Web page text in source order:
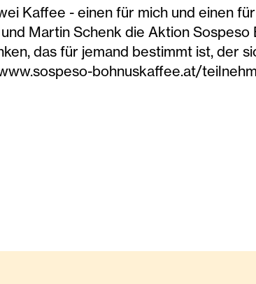
Kaffee - einen für mich und einen
Martin Schenk die Aktion Sospeso
das für jemand bestimmt ist, der
bohnuskaffee.at/